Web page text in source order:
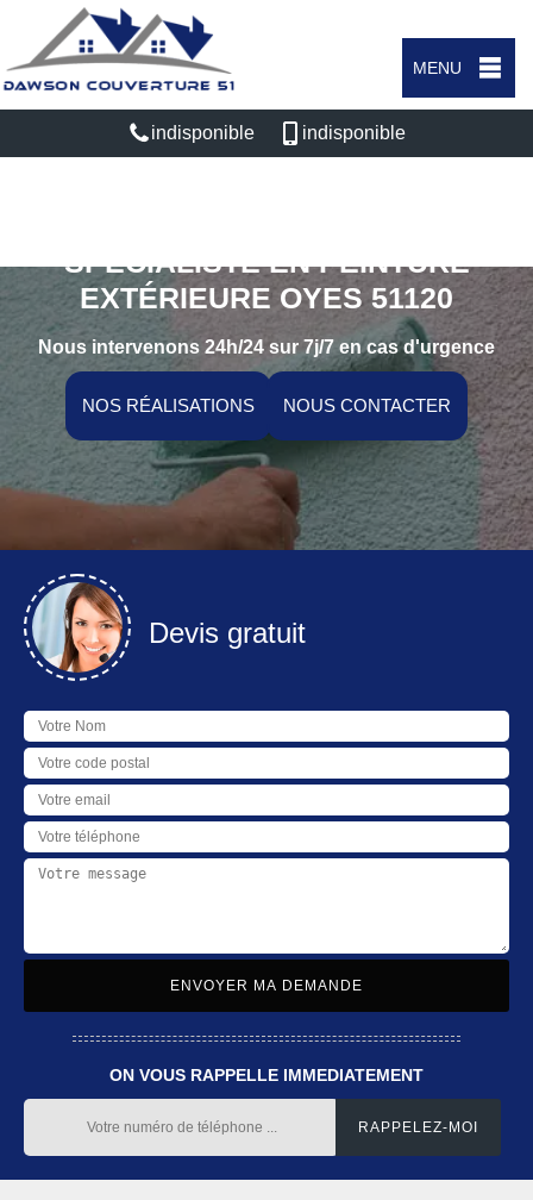
MENU
indisponible indisponible
SPÉCIALISTE EN PEINTURE
EXTÉRIEURE OYES 51120
Nous intervenons 24h/24 sur 7j/7 en cas d'urgence
NOS RÉALISATIONS NOUS CONTACTER
Devis gratuit
ON VOUS RAPPELLE IMMEDIATEMENT